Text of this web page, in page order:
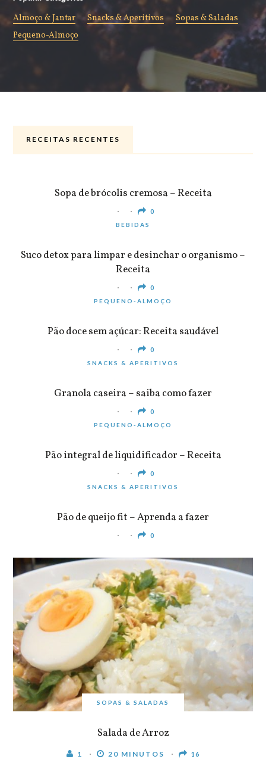
Almoço & Jantar Snacks & Aperitivos
Sopas & Saladas
Pequeno-Almoço
RECEITAS RECENTES
Sopa de brócolis cremosa – Receita
0
BEBIDAS
Suco detox para limpar e desinchar o organismo –
Receita
0
PEQUENO-ALMOÇO
Pão doce sem açúcar: Receita saudável
0
SNACKS & APERITIVOS
Granola caseira – saiba como fazer
0
PEQUENO-ALMOÇO
Pão integral de liquidificador – Receita
0
SNACKS & APERITIVOS
Pão de queijo fit – Aprenda a fazer
0
SOPAS & SALADAS
Salada de Arroz
1 20 MINUTOS 16